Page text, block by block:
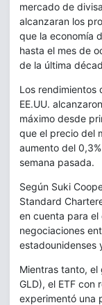
mercado de
alcanzaran los
que la economía
hasta el mes de
de la última
Los rendimientos
EE.UU.
máximo desde
que el precio del
aumento del
semana pasada.
Según Suki
Standard
en cuenta para el
negociaciones
estadounidenses
Mientras tanto, el
GLD), el ETF con
experimentó una